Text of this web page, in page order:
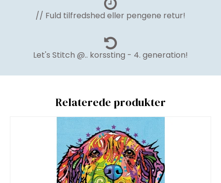
// Fuld tilfredshed eller pengene retur!
Let's Stitch @.. korssting - 4. generation!
Relaterede produkter